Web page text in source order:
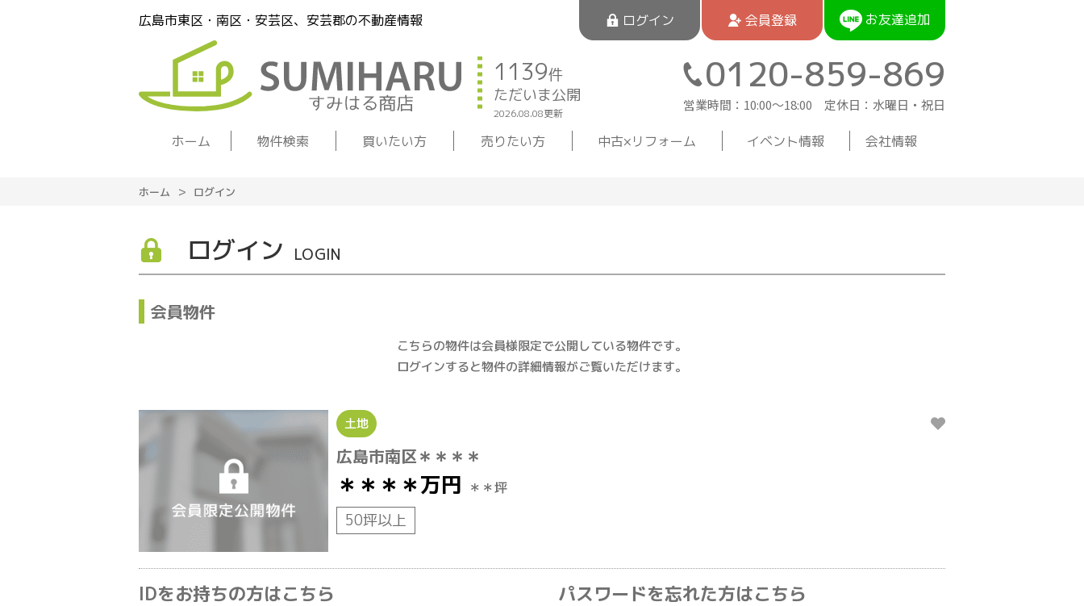
広島市東区・南区・安芸区、安芸郡の不動産情報 ログイン 会員登録 お友達追加
1139件
ただいま公開
2026.08.08更新
0120-859-869
営業時間：10:00〜18:00 定休日：水曜日・祝日
ホーム 物件検索 買いたい方 売りたい方 中古×リフォーム イベント情報 会社情報
ホーム ログイン
ログイン LOGIN
会員物件
こちらの物件は会員様限定で公開している物件です。
ログインすると物件の詳細情報がご覧いただけます。
土地
広島市南区＊＊＊＊
＊＊＊＊万円 ＊＊坪
50坪以上
IDをお持ちの方はこちら パスワードを忘れた方はこちら